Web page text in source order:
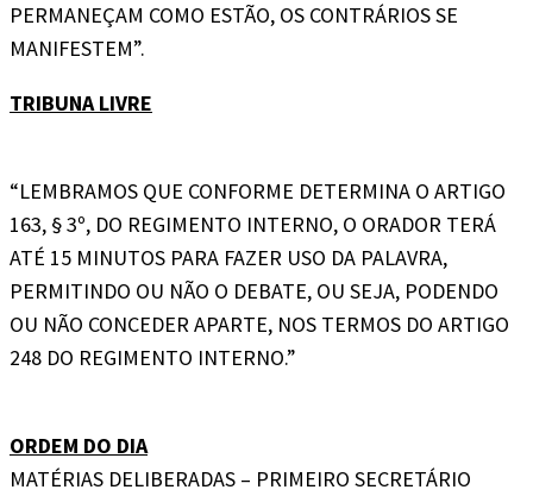
PERMANEÇAM COMO ESTÃO, OS CONTRÁRIOS SE
MANIFESTEM”.
TRIBUNA LIVRE
“LEMBRAMOS QUE CONFORME DETERMINA O ARTIGO
163, § 3º, DO REGIMENTO INTERNO, O ORADOR TERÁ
ATÉ 15 MINUTOS PARA FAZER USO DA PALAVRA,
PERMITINDO OU NÃO O DEBATE, OU SEJA, PODENDO
OU NÃO CONCEDER APARTE, NOS TERMOS DO ARTIGO
248 DO REGIMENTO INTERNO.”
ORDEM DO DIA
MATÉRIAS DELIBERADAS – PRIMEIRO SECRETÁRIO